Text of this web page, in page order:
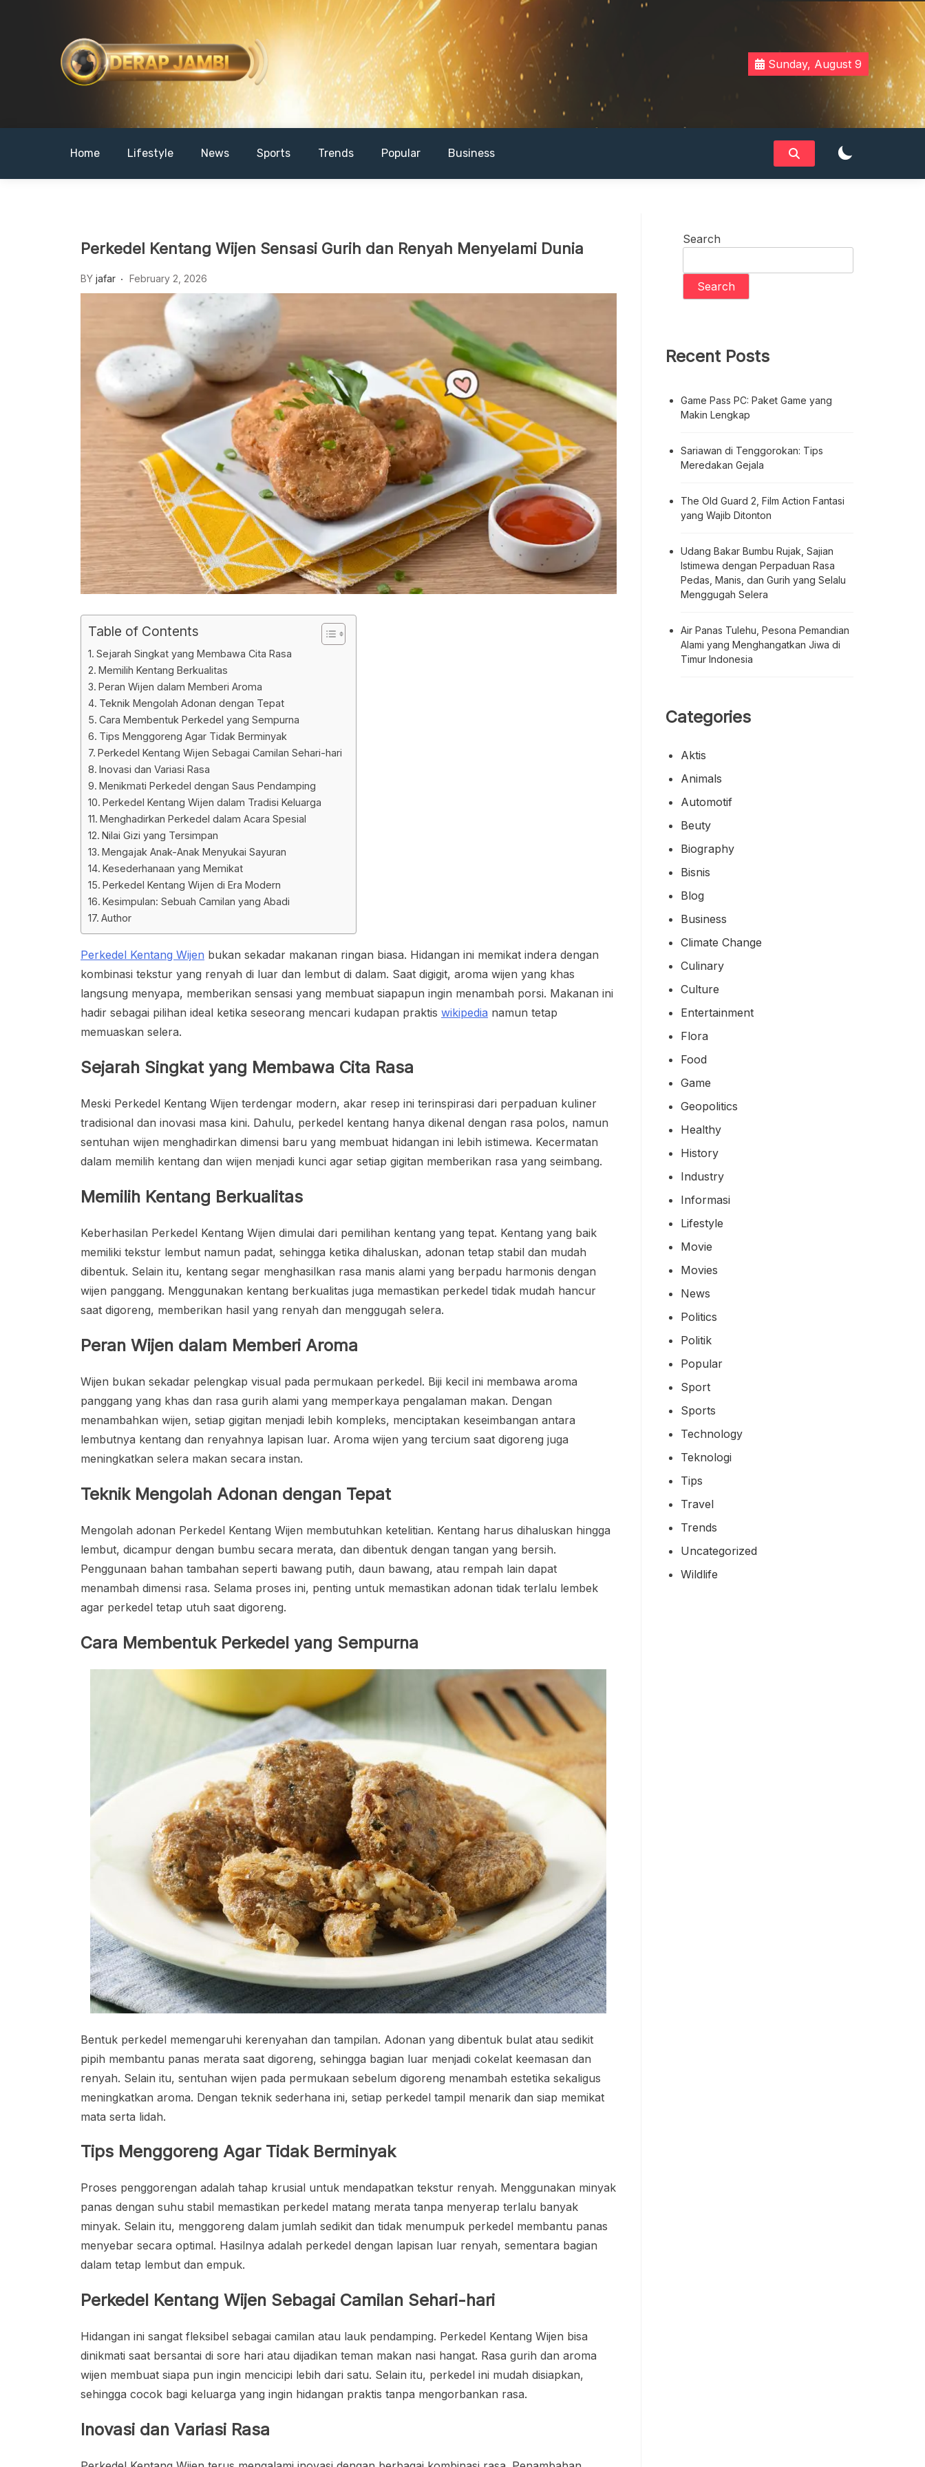
DERAPJAMBI
Sunday, August 9
Home Lifestyle News Sports Trends Popular Business
Perkedel Kentang Wijen Sensasi Gurih dan Renyah Menyelami Dunia
BY jafar February 2, 2026
Table of Contents
Sejarah Singkat yang Membawa Cita Rasa
Memilih Kentang Berkualitas
Peran Wijen dalam Memberi Aroma
Teknik Mengolah Adonan dengan Tepat
Cara Membentuk Perkedel yang Sempurna
Tips Menggoreng Agar Tidak Berminyak
Perkedel Kentang Wijen Sebagai Camilan Sehari-hari
Inovasi dan Variasi Rasa
Menikmati Perkedel dengan Saus Pendamping
Perkedel Kentang Wijen dalam Tradisi Keluarga
Menghadirkan Perkedel dalam Acara Spesial
Nilai Gizi yang Tersimpan
Mengajak Anak-Anak Menyukai Sayuran
Kesederhanaan yang Memikat
Perkedel Kentang Wijen di Era Modern
Kesimpulan: Sebuah Camilan yang Abadi
Author
Perkedel Kentang Wijen bukan sekadar makanan ringan biasa. Hidangan ini memikat indera dengan
kombinasi tekstur yang renyah di luar dan lembut di dalam. Saat digigit, aroma wijen yang khas
langsung menyapa, memberikan sensasi yang membuat siapapun ingin menambah porsi. Makanan ini
hadir sebagai pilihan ideal ketika seseorang mencari kudapan praktis wikipedia namun tetap
memuaskan selera.
Sejarah Singkat yang Membawa Cita Rasa
Meski Perkedel Kentang Wijen terdengar modern, akar resep ini terinspirasi dari perpaduan kuliner
tradisional dan inovasi masa kini. Dahulu, perkedel kentang hanya dikenal dengan rasa polos, namun
sentuhan wijen menghadirkan dimensi baru yang membuat hidangan ini lebih istimewa. Kecermatan
dalam memilih kentang dan wijen menjadi kunci agar setiap gigitan memberikan rasa yang seimbang.
Memilih Kentang Berkualitas
Keberhasilan Perkedel Kentang Wijen dimulai dari pemilihan kentang yang tepat. Kentang yang baik
memiliki tekstur lembut namun padat, sehingga ketika dihaluskan, adonan tetap stabil dan mudah
dibentuk. Selain itu, kentang segar menghasilkan rasa manis alami yang berpadu harmonis dengan
wijen panggang. Menggunakan kentang berkualitas juga memastikan perkedel tidak mudah hancur
saat digoreng, memberikan hasil yang renyah dan menggugah selera.
Peran Wijen dalam Memberi Aroma
Wijen bukan sekadar pelengkap visual pada permukaan perkedel. Biji kecil ini membawa aroma
panggang yang khas dan rasa gurih alami yang memperkaya pengalaman makan. Dengan
menambahkan wijen, setiap gigitan menjadi lebih kompleks, menciptakan keseimbangan antara
lembutnya kentang dan renyahnya lapisan luar. Aroma wijen yang tercium saat digoreng juga
meningkatkan selera makan secara instan.
Teknik Mengolah Adonan dengan Tepat
Mengolah adonan Perkedel Kentang Wijen membutuhkan ketelitian. Kentang harus dihaluskan hingga
lembut, dicampur dengan bumbu secara merata, dan dibentuk dengan tangan yang bersih.
Penggunaan bahan tambahan seperti bawang putih, daun bawang, atau rempah lain dapat
menambah dimensi rasa. Selama proses ini, penting untuk memastikan adonan tidak terlalu lembek
agar perkedel tetap utuh saat digoreng.
Cara Membentuk Perkedel yang Sempurna
Bentuk perkedel memengaruhi kerenyahan dan tampilan. Adonan yang dibentuk bulat atau sedikit
pipih membantu panas merata saat digoreng, sehingga bagian luar menjadi cokelat keemasan dan
renyah. Selain itu, sentuhan wijen pada permukaan sebelum digoreng menambah estetika sekaligus
meningkatkan aroma. Dengan teknik sederhana ini, setiap perkedel tampil menarik dan siap memikat
mata serta lidah.
Tips Menggoreng Agar Tidak Berminyak
Proses penggorengan adalah tahap krusial untuk mendapatkan tekstur renyah. Menggunakan minyak
panas dengan suhu stabil memastikan perkedel matang merata tanpa menyerap terlalu banyak
minyak. Selain itu, menggoreng dalam jumlah sedikit dan tidak menumpuk perkedel membantu panas
menyebar secara optimal. Hasilnya adalah perkedel dengan lapisan luar renyah, sementara bagian
dalam tetap lembut dan empuk.
Perkedel Kentang Wijen Sebagai Camilan Sehari-hari
Hidangan ini sangat fleksibel sebagai camilan atau lauk pendamping. Perkedel Kentang Wijen bisa
dinikmati saat bersantai di sore hari atau dijadikan teman makan nasi hangat. Rasa gurih dan aroma
wijen membuat siapa pun ingin mencicipi lebih dari satu. Selain itu, perkedel ini mudah disiapkan,
sehingga cocok bagi keluarga yang ingin hidangan praktis tanpa mengorbankan rasa.
Inovasi dan Variasi Rasa
Search
Search
Recent Posts
Game Pass PC: Paket Game yang
Makin Lengkap
Sariawan di Tenggorokan: Tips
Meredakan Gejala
The Old Guard 2, Film Action Fantasi
yang Wajib Ditonton
Udang Bakar Bumbu Rujak, Sajian
Istimewa dengan Perpaduan Rasa
Pedas, Manis, dan Gurih yang Selalu
Menggugah Selera
Air Panas Tulehu, Pesona Pemandian
Alami yang Menghangatkan Jiwa di
Timur Indonesia
Categories
Aktis
Animals
Automotif
Beuty
Biography
Bisnis
Blog
Business
Climate Change
Culinary
Culture
Entertainment
Flora
Food
Game
Geopolitics
Healthy
History
Industry
Informasi
Lifestyle
Movie
Movies
News
Politics
Politik
Popular
Sport
Sports
Technology
Teknologi
Tips
Travel
Trends
Uncategorized
Wildlife